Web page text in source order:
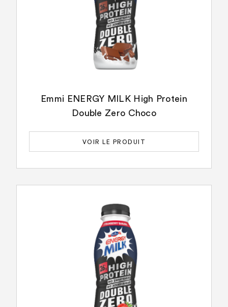
Emmi ENERGY MILK High Protein
Double Zero Choco
VOIR LE PRODUIT